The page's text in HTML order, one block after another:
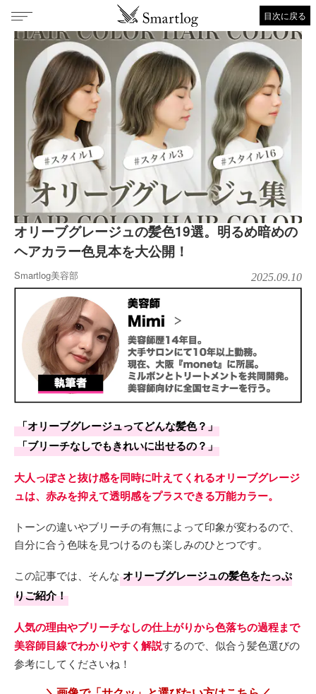
目次に戻る
オリーブグレージュの髪色19選。明るめ暗めの
ヘアカラー色見本を大公開！
Smartlog美容部 2025.09.10
「オリーブグレージュってどんな髪色？」
「ブリーチなしでもきれいに出せるの？」
大人っぽさと抜け感を同時に叶えてくれるオリーブグレージ
ュは、赤みを抑えて透明感をプラスできる万能カラー。
トーンの違いやブリーチの有無によって印象が変わるので、
自分に合う色味を見つけるのも楽しみのひとつです。
この記事では、そんな オリーブグレージュの髪色をたっぷ
りご紹介！
人気の理由やブリーチなしの仕上がりから色落ちの過程まで
美容師目線でわかりやすく解説するので、似合う髪色選びの
参考にしてくださいね！